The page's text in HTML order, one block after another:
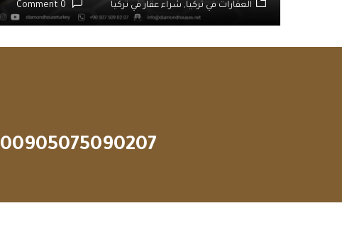
العقارات في تركيا, شراء عقار في تركيا
00905075090207